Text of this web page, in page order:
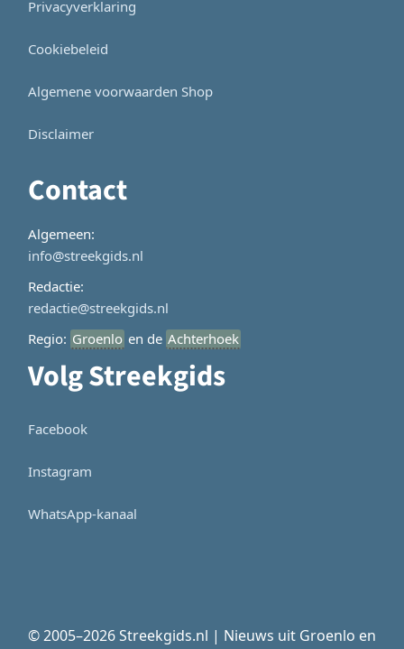
Privacyverklaring
Cookiebeleid
Algemene voorwaarden Shop
Disclaimer
Contact
Algemeen:
info@streekgids.nl
Redactie:
redactie@streekgids.nl
Regio: Groenlo en de Achterhoek
Volg Streekgids
Facebook
Instagram
WhatsApp-kanaal
© 2005–2026 Streekgids.nl | Nieuws uit Groenlo en